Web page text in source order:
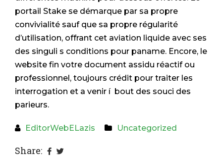
portail Stake se démarque par sa propre
convivialité sauf que sa propre régularité
d’utilisation, offrant cet aviation liquide avec ses
des singuli s conditions pour paname. Encore, le
website fin votre document assidu réactif ou
professionnel, toujours crédit pour traiter les
interrogation et a venir í bout des souci des
parieurs.
EditorWebELazis Uncategorized
Share: